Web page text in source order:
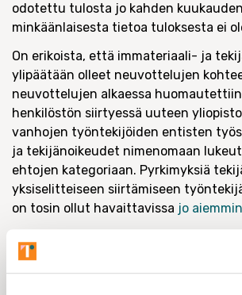
odotettu tulosta jo kahden
minkäänlaisesta tietoa tuloksesta ei
On erikoista, että immateriaali- ja
ylipäätään olleet neuvottelujen
neuvottelujen alkaessa
henkilöstön siirtyessä uuteen
vanhojen työntekijöiden entisten
ja tekijänoikeudet nimenomaan
ehtojen kategoriaan. Pyrkimyksiä
yksiselitteiseen siirtämiseen
on tosin ollut havaittavissa jo aiemmin
keskeisesti tutkijan ja opettajan
itsemääräämisoikeuteen. Omaan